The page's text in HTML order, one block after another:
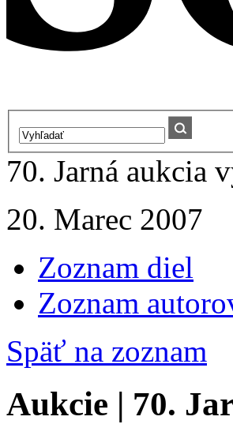
70. Jarná aukcia
20. Marec 2007
Zoznam diel
Zoznam
Späť na zoznam
Aukcie | 70.